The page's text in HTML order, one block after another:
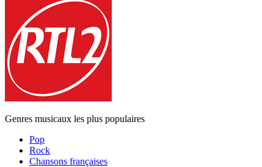
Genres musicaux les plus populaires
Pop
Rock
Chansons françaises